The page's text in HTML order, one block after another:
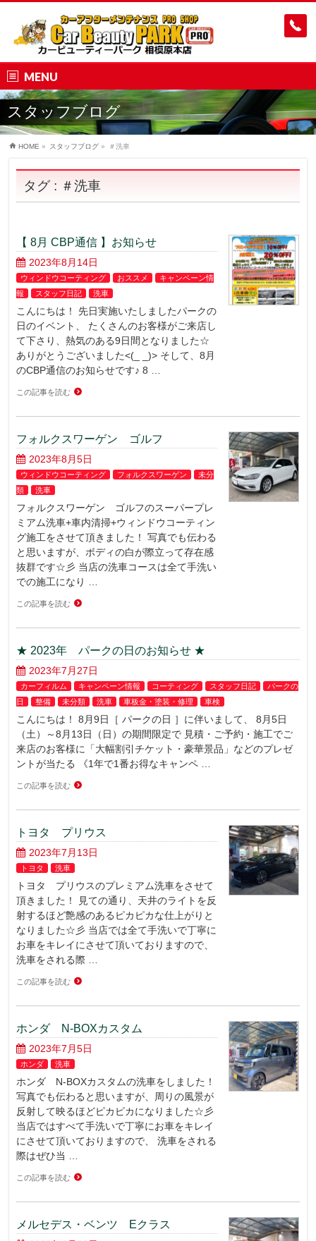
MENU
スタッフブログ
HOME » スタッフブログ » ＃洗車
タグ : ＃洗車
【 8月 CBP通信 】お知らせ
2023年8月14日
ウィンドウコーティング おススメ
キャンペーン情
報
スタッフ日記 洗車
こんにちは！ 先日実施いたしましたパークの
日のイベント、 たくさんのお客様がご来店し
て下さり、熱気のある9日間となりました☆
ありがとうございました<(_ _)> そして、8月
のCBP通信のお知らせです♪ 8 …
この記事を読む
フォルクスワーゲン ゴルフ
2023年8月5日
ウィンドウコーティング フォルクスワーゲン
未分
類
洗車
フォルクスワーゲン ゴルフのスーパープレ
ミアム洗車+車内清掃+ウィンドウコーティン
グ施工をさせて頂きました！ 写真でも伝わる
と思いますが、ボディの白が際立って存在感
抜群です☆彡 当店の洗車コースは全て手洗い
での施工になり …
この記事を読む
★ 2023年 パークの日のお知らせ ★
2023年7月27日
カーフィルム キャンペーン情報 コーティング スタッフ日記
パークの
日
整備 未分類 洗車 車板金・塗装・修理 車検
こんにちは！ 8月9日［ パークの日 ］に伴いまして、 8月5日
（土）～8月13日（日）の期間限定で 見積・ご予約・施工でご
来店のお客様に「大幅割引チケット・豪華景品」などのプレゼ
ントが当たる 《1年で1番お得なキャンペ …
この記事を読む
トヨタ プリウス
2023年7月13日
トヨタ 洗車
トヨタ プリウスのプレミアム洗車をさせて
頂きました！ 見ての通り、天井のライトを反
射するほど艶感のあるピカピカな仕上がりと
なりました☆彡 当店では全て手洗いで丁寧に
お車をキレイにさせて頂いておりますので、
洗車をされる際 …
この記事を読む
ホンダ N-BOXカスタム
2023年7月5日
ホンダ 洗車
ホンダ N-BOXカスタムの洗車をしました！
写真でも伝わると思いますが、周りの風景が
反射して映るほどピカピカになりました☆彡
当店ではすべて手洗いで丁寧にお車をキレイ
にさせて頂いておりますので、 洗車をされる
際はぜひ当 …
この記事を読む
メルセデス・ベンツ Eクラス